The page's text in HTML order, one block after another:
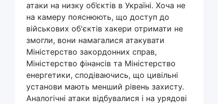
атаки на низку об’єктів в Україні. Хоча не
на камеру пояснюють, що доступ до
військових об'єктів хакери отримати не
змогли, вони намагалися атакувати
Міністерство закордонних справ,
Міністерство фінансів та Міністерство
енергетики, сподіваючись, що цивільні
установи мають менший рівень захисту.
Аналогічні атаки відбувалися і на урядові